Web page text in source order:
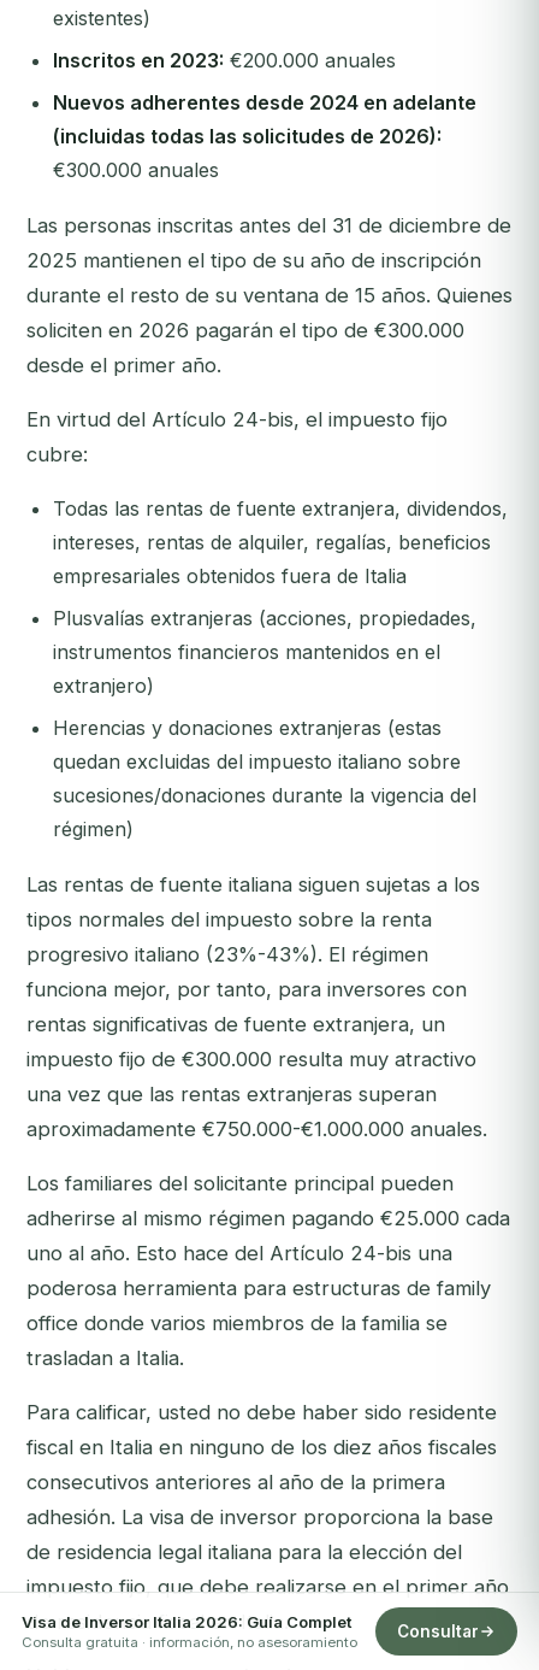
existentes)
Inscritos en 2023: €200.000 anuales
Nuevos adherentes desde 2024 en adelante
(incluidas todas las solicitudes de 2026):
€300.000 anuales
Las personas inscritas antes del 31 de diciembre de
2025 mantienen el tipo de su año de inscripción
durante el resto de su ventana de 15 años. Quienes
soliciten en 2026 pagarán el tipo de €300.000
desde el primer año.
En virtud del Artículo 24-bis, el impuesto fijo
cubre:
Todas las rentas de fuente extranjera, dividendos,
intereses, rentas de alquiler, regalías, beneficios
empresariales obtenidos fuera de Italia
Plusvalías extranjeras (acciones, propiedades,
instrumentos financieros mantenidos en el
extranjero)
Herencias y donaciones extranjeras (estas
quedan excluidas del impuesto italiano sobre
sucesiones/donaciones durante la vigencia del
régimen)
Las rentas de fuente italiana siguen sujetas a los
tipos normales del impuesto sobre la renta
progresivo italiano (23%-43%). El régimen
funciona mejor, por tanto, para inversores con
rentas significativas de fuente extranjera, un
impuesto fijo de €300.000 resulta muy atractivo
una vez que las rentas extranjeras superan
aproximadamente €750.000-€1.000.000 anuales.
Los familiares del solicitante principal pueden
adherirse al mismo régimen pagando €25.000 cada
uno al año. Esto hace del Artículo 24-bis una
poderosa herramienta para estructuras de family
office donde varios miembros de la familia se
trasladan a Italia.
Para calificar, usted no debe haber sido residente
fiscal en Italia en ninguno de los diez años fiscales
consecutivos anteriores al año de la primera
adhesión. La visa de inversor proporciona la base
de residencia legal italiana para la elección del
impuesto fijo, que debe realizarse en el primer año
de residencia fiscal en Italia.
Visa de Inversor Italia 2026: Guía Complet
Consulta gratuita · información, no asesoramiento
Consultar